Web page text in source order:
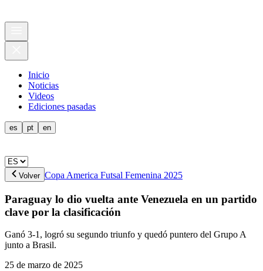
Inicio
Noticias
Videos
Ediciones pasadas
es pt en
Volver Copa America Futsal Femenina 2025
Paraguay lo dio vuelta ante Venezuela en un partido
clave por la clasificación
Ganó 3-1, logró su segundo triunfo y quedó puntero del Grupo A
junto a Brasil.
25 de marzo de 2025